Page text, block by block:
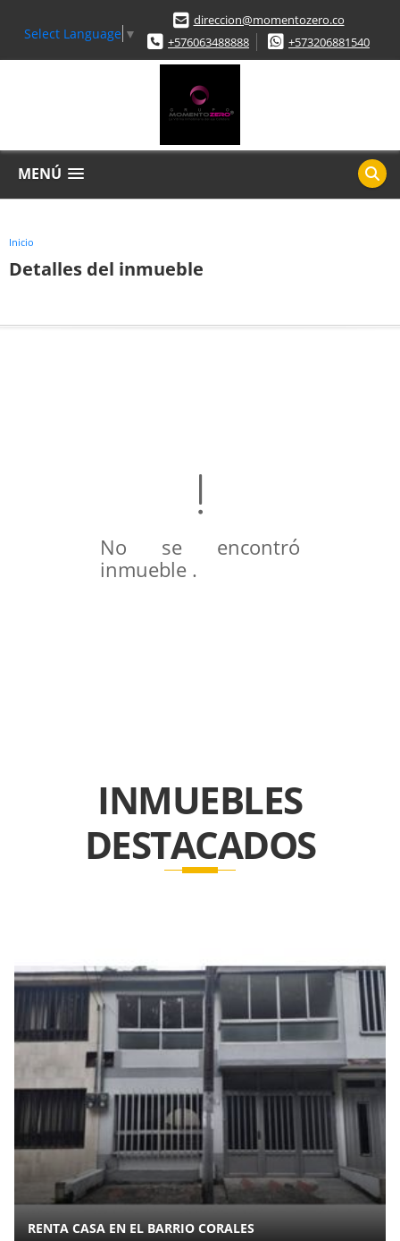
Select Language ▼
direccion@momentozero.co
+576063488888
+573206881540
MENÚ
Inicio
Detalles del inmueble
No se encontró
inmueble .
INMUEBLES
DESTACADOS
RENTA CASA EN EL BARRIO CORALES